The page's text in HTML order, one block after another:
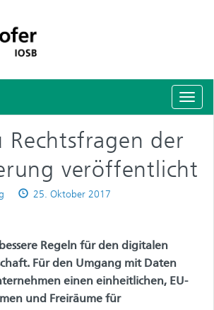
Rechtsfragen der
veröffentlicht
Published
25. Oktober 2017
Regeln für den digitalen
Für den Umgang mit Daten
einen einheitlichen, EU-
und Freiräume für